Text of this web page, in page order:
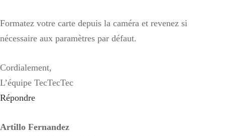
Formatez votre carte depuis la caméra et revenez si
nécessaire aux paramètres par défaut.
Cordialement,
L’équipe TecTecTec
Répondre
Artillo Fernandez